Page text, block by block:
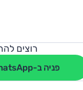
רוצים
פניה ב-WhatsApp